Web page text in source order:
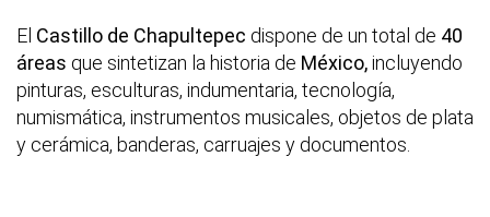
El Castillo de Chapultepec dispone de un total de 40
áreas que sintetizan la historia de México,incluyendo
pinturas, esculturas, indumentaria, tecnología,
numismática, instrumentos musicales, objetos de plata
y cerámica, banderas, carruajes y documentos.